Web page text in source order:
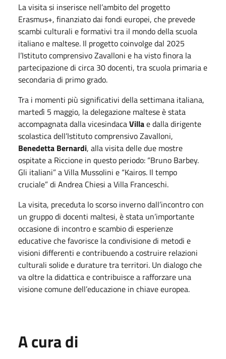
La visita si inserisce nell’ambito del progetto
Erasmus+, finanziato dai fondi europei, che prevede
scambi culturali e formativi tra il mondo della scuola
italiano e maltese. Il progetto coinvolge dal 2025
l’Istituto comprensivo Zavalloni e ha visto finora la
partecipazione di circa 30 docenti, tra scuola primaria e
secondaria di primo grado.
Tra i momenti più significativi della settimana italiana,
martedì 5 maggio, la delegazione maltese è stata
accompagnata dalla vicesindacaVillae dalla dirigente
scolastica dell’Istituto comprensivo Zavalloni,
Benedetta Bernardi, alla visita delle due mostre
ospitate a Riccione in questo periodo: “Bruno Barbey.
Gli italiani” a Villa Mussolini e “Kairos. Il tempo
cruciale” di Andrea Chiesi a Villa Franceschi.
La visita, preceduta lo scorso inverno dall’incontro con
un gruppo di docenti maltesi, è stata un’importante
occasione di incontro e scambio di esperienze
educative che favorisce la condivisione di metodi e
visioni differenti e contribuendo a costruire relazioni
culturali solide e durature tra territori. Un dialogo che
va oltre la didattica e contribuisce a rafforzare una
visione comune dell’educazione in chiave europea.
A cura di